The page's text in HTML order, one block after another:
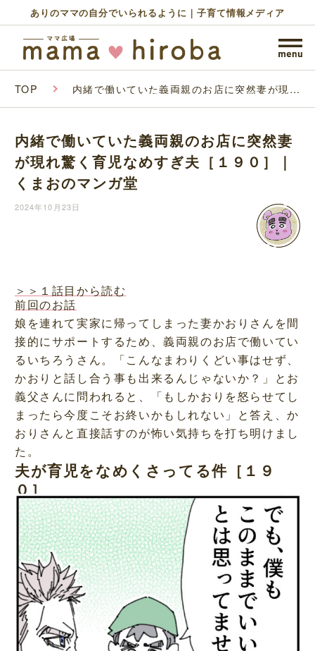
ありのママの自分でいられるように｜子育て情報メディア
TOP 内緒で働いていた義両親のお店に突然妻が現れ
ガ堂
内緒で働いていた義両親のお店に突然妻
が現れ驚く育児なめすぎ夫［１９０］｜
くまおのマンガ堂
2024年10月23日
＞＞１話目から読む
前回のお話
娘を連れて実家に帰ってしまった妻かおりさんを間
接的にサポートするため、義両親のお店で働いてい
るいちろうさん。「こんなまわりくどい事はせず、
かおりと話し合う事も出来るんじゃないか？」とお
義父さんに問われると、「もしかおりを怒らせてし
まったら今度こそお終いかもしれない」と答え、か
おりさんと直接話すのが怖い気持ちを打ち明けまし
た。
夫が育児をなめくさってる件［１９
０］